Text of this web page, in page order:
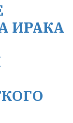
ИРАКА